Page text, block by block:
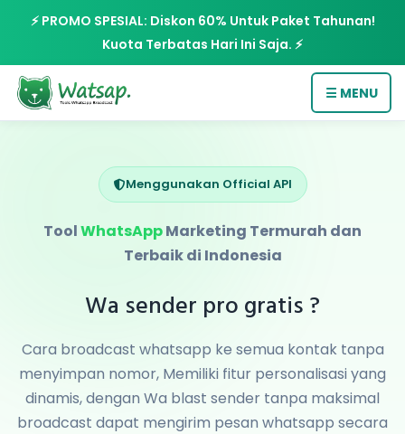
⚡ PROMO SPESIAL: Diskon 60% Untuk Paket Tahunan!
Kuota Terbatas Hari Ini Saja. ⚡
☰ MENU
Menggunakan Official API
ToolWhatsAppMarketing Termurah dan
Terbaik di Indonesia
Wa sender pro gratis ?
Cara broadcast whatsapp ke semua kontak tanpa
menyimpan nomor, Memiliki fitur personalisasi yang
dinamis, dengan Wa blast sender tanpa maksimal
broadcast dapat mengirim pesan whatsapp secara